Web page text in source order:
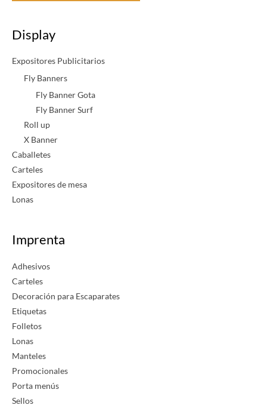
Display
Expositores Publicitarios
Fly Banners
Fly Banner Gota
Fly Banner Surf
Roll up
X Banner
Caballetes
Carteles
Expositores de mesa
Lonas
Imprenta
Adhesivos
Carteles
Decoración para Escaparates
Etiquetas
Folletos
Lonas
Manteles
Promocionales
Porta menús
Sellos